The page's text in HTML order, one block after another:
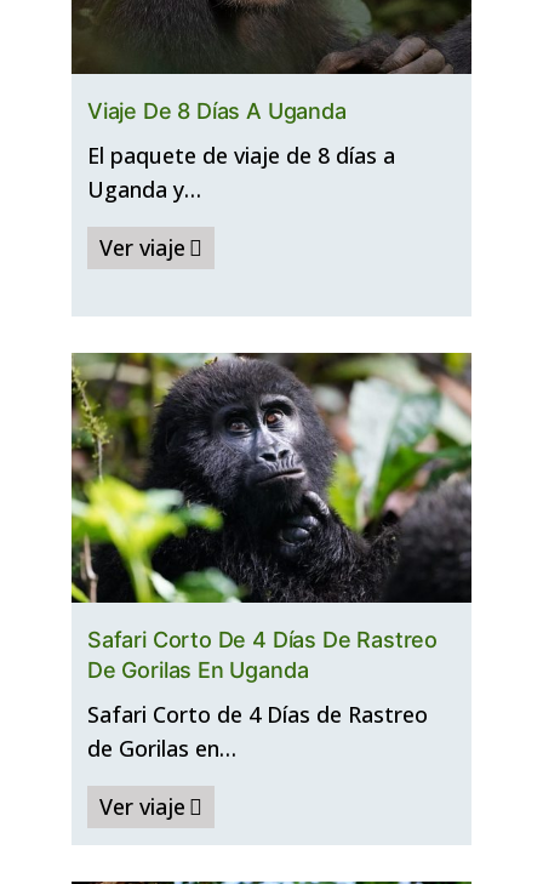
Viaje De 8 Días A Uganda
El paquete de viaje de 8 días a
Uganda y…
Ver viaje
Safari Corto De 4 Días De Rastreo
De Gorilas En Uganda
Safari Corto de 4 Días de Rastreo
de Gorilas en…
Ver viaje